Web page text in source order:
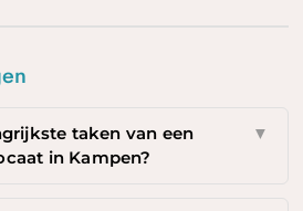
taken van een
in Kampen?
▼